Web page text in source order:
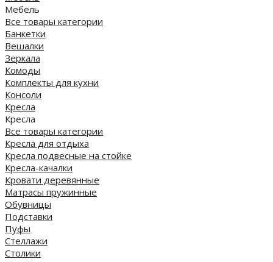
Мебель
Все товары категории
Банкетки
Вешалки
Зеркала
Комоды
Комплекты для кухни
Консоли
Кресла
Кресла
Все товары категории
Кресла для отдыха
Кресла подвесные на стойке
Кресла-качалки
Кровати деревянные
Матрасы пружинные
Обувницы
Подставки
Пуфы
Стеллажи
Столики